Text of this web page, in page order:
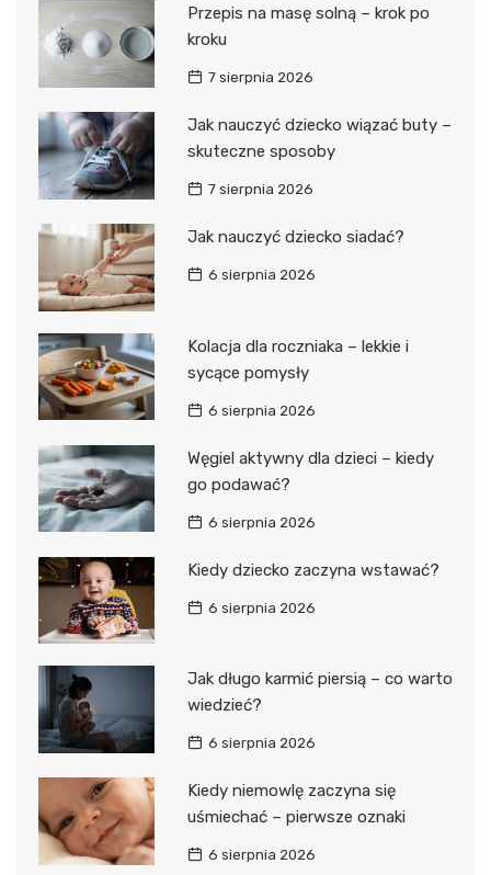
Przepis na masę solną – krok po
kroku
7 sierpnia 2026
Jak nauczyć dziecko wiązać buty –
skuteczne sposoby
7 sierpnia 2026
Jak nauczyć dziecko siadać?
6 sierpnia 2026
Kolacja dla roczniaka – lekkie i
sycące pomysły
6 sierpnia 2026
Węgiel aktywny dla dzieci – kiedy
go podawać?
6 sierpnia 2026
Kiedy dziecko zaczyna wstawać?
6 sierpnia 2026
Jak długo karmić piersią – co warto
wiedzieć?
6 sierpnia 2026
Kiedy niemowlę zaczyna się
uśmiechać – pierwsze oznaki
6 sierpnia 2026